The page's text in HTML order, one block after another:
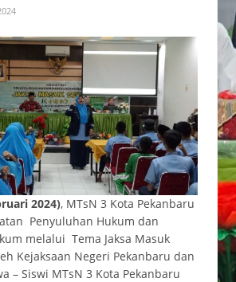
2024), MTsN 3 Kota Pekanbaru
Penyuluhan Hukum dan
melalui Tema Jaksa Masuk
Kejaksaan Negeri Pekanbaru dan
– Siswi MTsN 3 Kota Pekanbaru